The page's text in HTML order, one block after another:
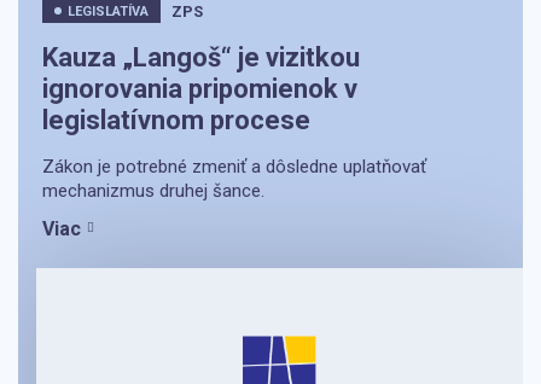
LEGISLATÍVA ZPS
Kauza „Langoš“ je vizitkou
ignorovania pripomienok v
legislatívnom procese
Zákon je potrebné zmeniť a dôsledne uplatňovať
mechanizmus druhej šance.
Viac